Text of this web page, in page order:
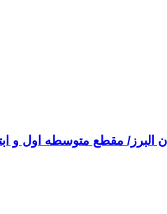
البرز/ مقطع متوسطه اول و